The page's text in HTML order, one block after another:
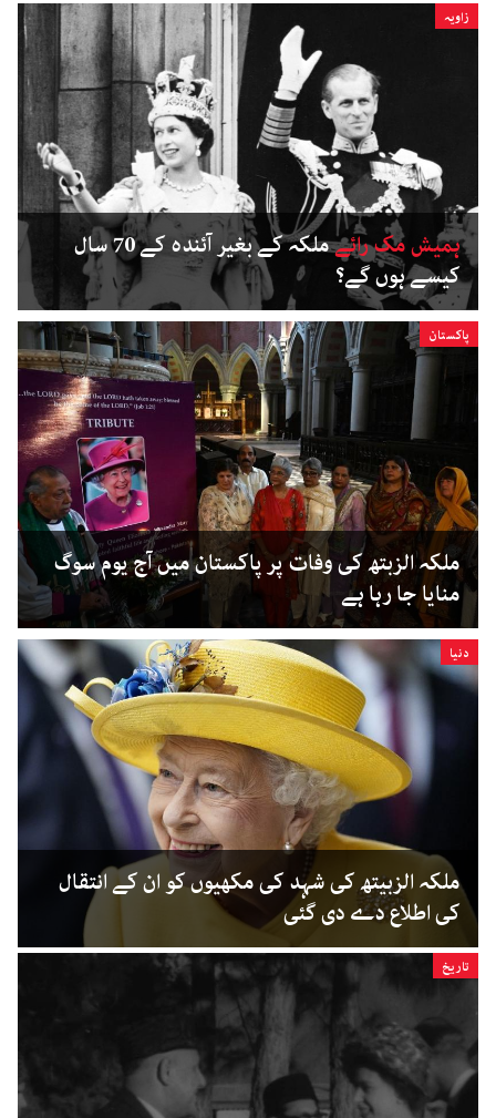
زاویہ
ہمیش مک رائے
ملکہ کے بغیر آئندہ کے 70 سال
کیسے ہوں گے؟
پاکستان
ملکہ الزبتھ کی وفات پر پاکستان میں آج یوم سوگ
منایا جا رہا ہے
دنیا
ملکہ الزبیتھ کی شہد کی مکھیوں کو ان کے انتقال
کی اطلاع دے دی گئی
تاریخ